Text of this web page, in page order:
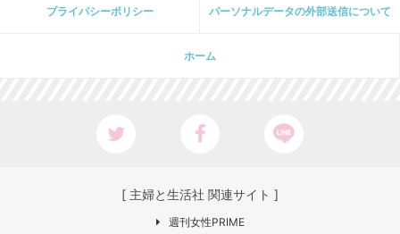
プライパシーポリシー パーソナルデータの外部送信について
ホーム
[ 主婦と生活社 関連サイト ]
週刊女性PRIME